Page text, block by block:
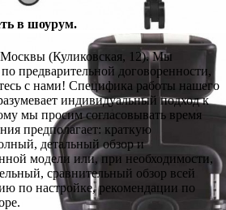
в шоурум.
(Куликовская, 12). Мы
предварительной договоренности,
с нами! Специфика работы нашего
индивидуальный подход к
мы просим согласовывать время
предполагает: краткую
детальный обзор и
модели или, при необходимости,
сравнительный обзор всей
по настройке, рекомендации по